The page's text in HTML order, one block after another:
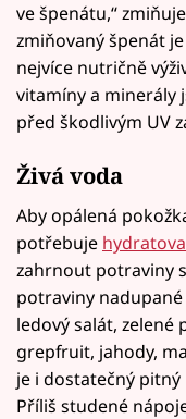
ve špenátu,“
zmiňovaný špenát
nejvíce nutričně
vitamíny a minerály
před škodlivým UV
Živá voda
Aby opálená
potřebuje
zahrnout potraviny
potraviny
ledový salát, zelené
grepfruit, jahody,
je i dostatečný
Příliš studené